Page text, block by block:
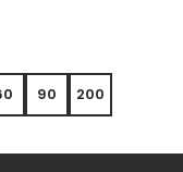
90 200